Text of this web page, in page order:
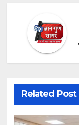
Related Post